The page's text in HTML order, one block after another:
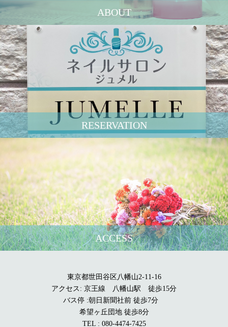
ABOUT
RESERVATION
ACCESS
東京都世田谷区八幡山2-11-16
アクセス: 京王線 八幡山駅 徒歩15分
バス停 :朝日新聞社前 徒歩7分
希望ヶ丘団地 徒歩8分
TEL : 080-4474-7425